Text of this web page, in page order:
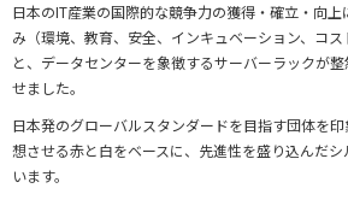
日本のIT産業の国際的な競争力の獲得・確立・向
み（環境、教育、安全、インキュベーション、コス
と、データセンターを象徴するサーバーラックが
せました。
日本発のグローバルスタンダードを目指す団体を
想させる赤と白をベースに、先進性を盛り込んだ
います。